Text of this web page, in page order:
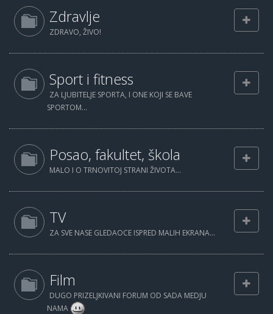
Zdravlje
ZDRAVO, ŽIVO!
Sport i fitness
ZA LJUBITELJE SPORTA, I ONE KOJI SE BAVE
SPORTOM...
Posao, fakultet, škola
MALO I O TRNOVITOJ STRANI ŽIVOTA...
TV
ZA SVE NASE GLEDAOCE ISPRED MALIH EKRANA...
Film
DUGO PRIZELJKIVANI FORUM OD SADA MEDJU
NAMA